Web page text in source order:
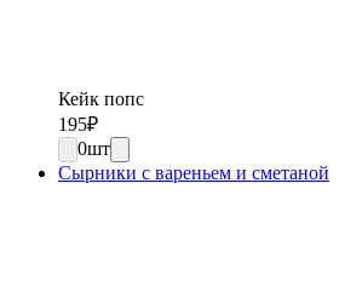
Кейк попс
195₽
0шт
Сырники с вареньем и сметаной